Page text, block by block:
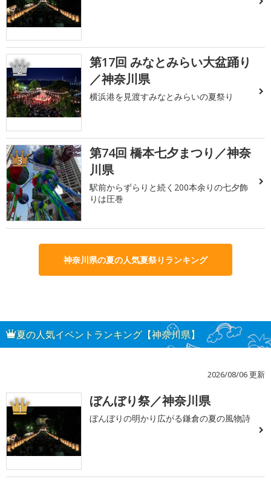
2
第17回 みなとみらい大盆踊り
／神奈川県
横浜港を見渡すみなとみらいの夏祭り
3
第74回 橋本七夕まつり／神奈
川県
駅前からずらりと続く200本余りの七夕飾
りは圧巻
神奈川県の夏の人気夏祭りランキング
夏の人気イベントランキング【神奈川県】
2026/08/06 更新
1 ぼんぼり祭／神奈川県
ぼんぼりの明かり広がる鎌倉の夏の風物詩